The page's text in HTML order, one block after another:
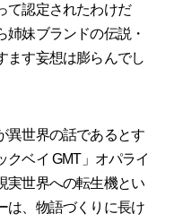
て認定されたわけだ
姉妹ブランドの伝説・
ます妄想は膨らんでし
異世界の話であるとす
クベイ GMT」オパライ
実世界への転生機とい
は、物語づくりに長け